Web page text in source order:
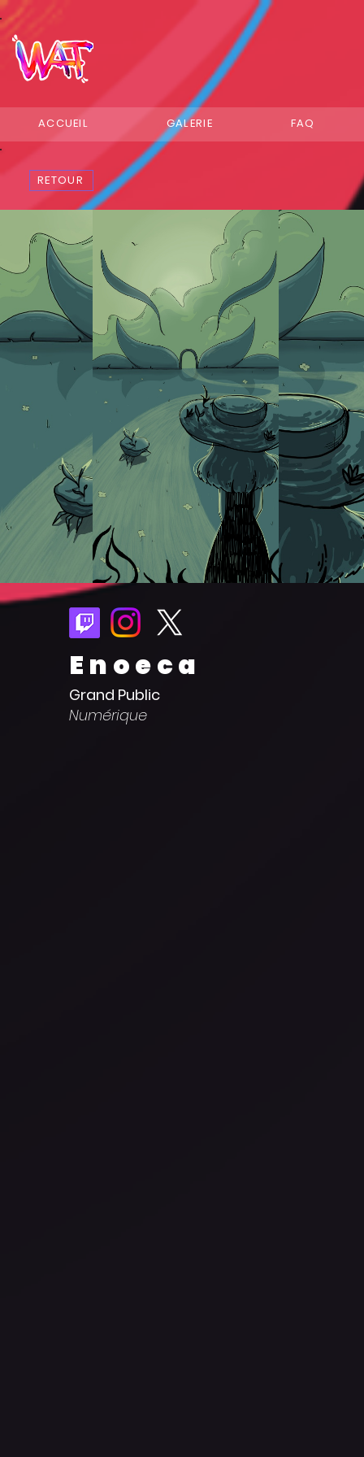
ACCUEIL GALERIE FAQ
RETOUR
Enoeca
Grand Public
Numérique